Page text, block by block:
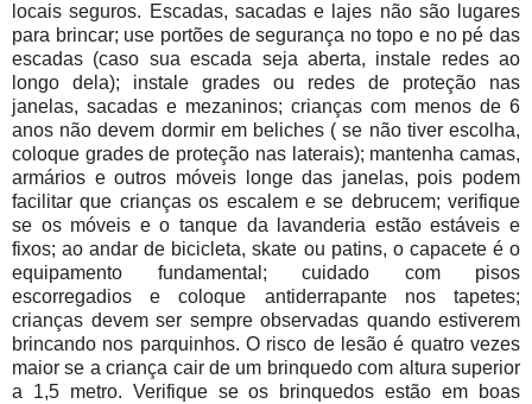
locais seguros. Escadas, sacadas e lajes não são lugares
para brincar; use portões de segurança no topo e no pé das
escadas (caso sua escada seja aberta, instale redes ao
longo dela); instale grades ou redes de proteção nas
janelas, sacadas e mezaninos; crianças com menos de 6
anos não devem dormir em beliches ( se não tiver escolha,
coloque grades de proteção nas laterais); mantenha camas,
armários e outros móveis longe das janelas, pois podem
facilitar que crianças os escalem e se debrucem; verifique
se os móveis e o tanque da lavanderia estão estáveis e
fixos; ao andar de bicicleta, skate ou patins, o capacete é o
equipamento fundamental; cuidado com pisos
escorregadios e coloque antiderrapante nos tapetes;
crianças devem ser sempre observadas quando estiverem
brincando nos parquinhos. O risco de lesão é quatro vezes
maior se a criança cair de um brinquedo com altura superior
a 1,5 metro. Verifique se os brinquedos estão em boas